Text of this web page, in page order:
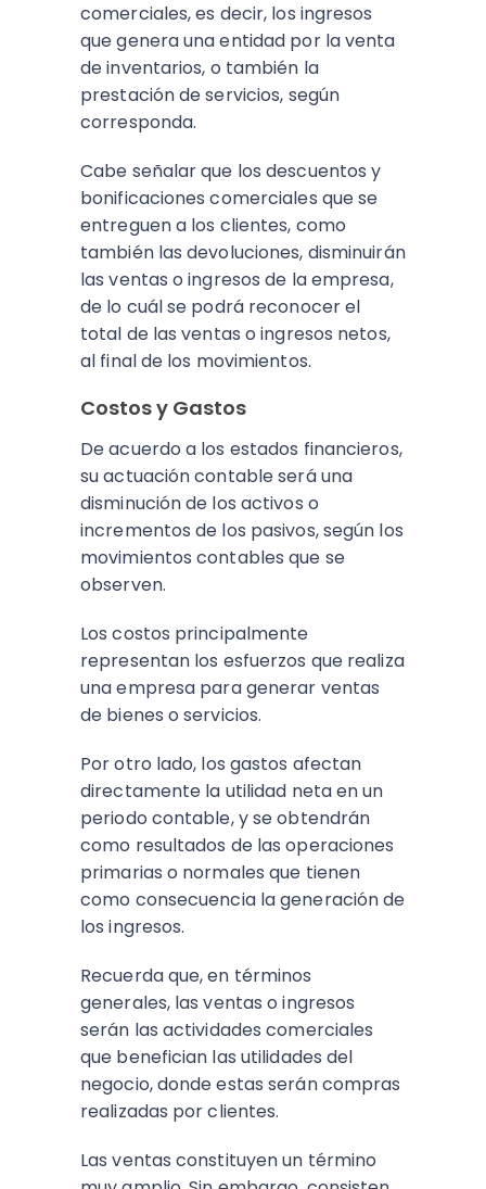
comerciales, es decir, los ingresos
que genera una entidad por la venta
de inventarios, o también la
prestación de servicios, según
corresponda.
Cabe señalar que los descuentos y
bonificaciones comerciales que se
entreguen a los clientes, como
también las devoluciones, disminuirán
las ventas o ingresos de la empresa,
de lo cuál se podrá reconocer el
total de las ventas o ingresos netos,
al final de los movimientos.
Costos y Gastos
De acuerdo a los estados financieros,
su actuación contable será una
disminución de los activos o
incrementos de los pasivos, según los
movimientos contables que se
observen.
Los costos principalmente
representan los esfuerzos que realiza
una empresa para generar ventas
de bienes o servicios.
Por otro lado, los gastos afectan
directamente la utilidad neta en un
periodo contable, y se obtendrán
como resultados de las operaciones
primarias o normales que tienen
como consecuencia la generación de
los ingresos.
Recuerda que, en términos
generales, las ventas o ingresos
serán las actividades comerciales
que benefician las utilidades del
negocio, donde estas serán compras
realizadas por clientes.
Las ventas constituyen un término